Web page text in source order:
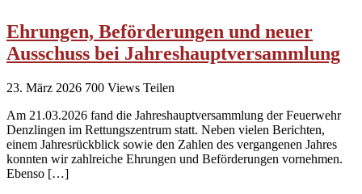
Ehrungen, Beförderungen und neuer
Ausschuss bei Jahreshauptversammlung
23. März 2026 700 Views Teilen
Am 21.03.2026 fand die Jahreshauptversammlung der Feuerwehr
Denzlingen im Rettungszentrum statt. Neben vielen Berichten,
einem Jahresrückblick sowie den Zahlen des vergangenen Jahres
konnten wir zahlreiche Ehrungen und Beförderungen vornehmen.
Ebenso […]